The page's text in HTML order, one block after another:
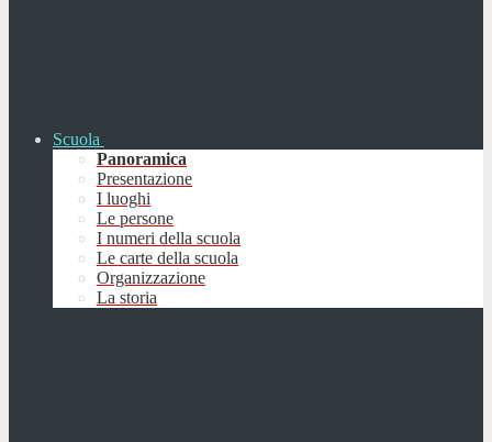
Scuola
Panoramica
Presentazione
I luoghi
Le persone
I numeri della scuola
Le carte della scuola
Organizzazione
La storia